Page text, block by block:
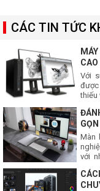
CÁC TIN TỨC
Với
thiếu
Màn
với